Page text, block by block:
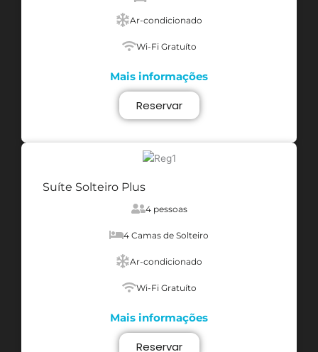
Ar-condicionado
Wi-Fi Gratuíto
Mais informações
Reservar
Suíte Solteiro Plus
4 pessoas
4 Camas de Solteiro
Ar-condicionado
Wi-Fi Gratuíto
Mais informações
Reservar